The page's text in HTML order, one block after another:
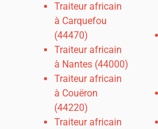
Traiteur africain
à Carquefou
(44470)
Traiteur africain
à Nantes (44000)
Traiteur africain
à Couëron
(44220)
Traiteur africain